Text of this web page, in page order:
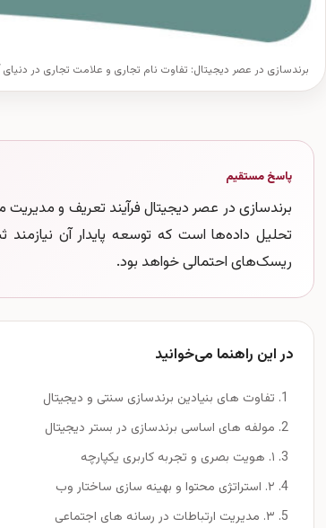
برندسازی در عصر دیجیتال: تفاوت نام تجاری و علامت تجاری در دنیای
پاسخ مستقیم
برندسازی در عصر دیجیتال فرآیند تعریف و
تحلیل داده‌ها است که توسعه پایدار آن نیازمند
ریسک‌های احتمالی خواهد بود.
در این راهنما می‌خوانید
تفاوت های بنیادین برندسازی سنتی و دیجیتال
مولفه های اساسی برندسازی در بستر دیجیتال
۱. هویت بصری و تجربه کاربری یکپارچه
۲. استراتژی محتوا و بهینه سازی ساختار وب
۳. مدیریت ارتباطات در رسانه های اجتماعی